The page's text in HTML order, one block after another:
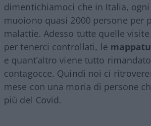
dimentichiamoci che in Italia,
muoiono quasi 2000 persone per
malattie. Adesso tutte quelle
per tenerci controllati, le
e quant’altro viene tutto
contagocce. Quindi noi ci
mese con una moria di persone
più del Covid.